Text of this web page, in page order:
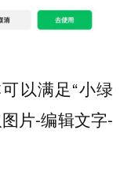
以满足“小绿
片-编辑文字-